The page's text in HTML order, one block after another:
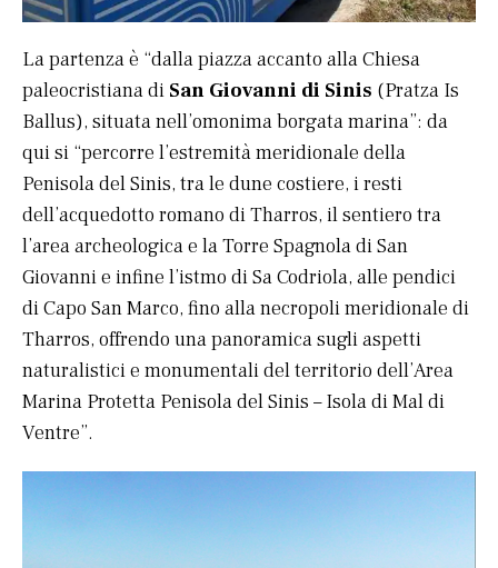
La partenza è “dalla piazza accanto alla Chiesa
paleocristiana di San Giovanni di Sinis (Pratza Is
Ballus), situata nell’omonima borgata marina”: da
qui si “percorre l’estremità meridionale della
Penisola del Sinis, tra le dune costiere, i resti
dell’acquedotto romano di Tharros, il sentiero tra
l’area archeologica e la Torre Spagnola di San
Giovanni e infine l’istmo di Sa Codriola, alle pendici
di Capo San Marco, fino alla necropoli meridionale di
Tharros, offrendo una panoramica sugli aspetti
naturalistici e monumentali del territorio dell’Area
Marina Protetta Penisola del Sinis – Isola di Mal di
Ventre”.